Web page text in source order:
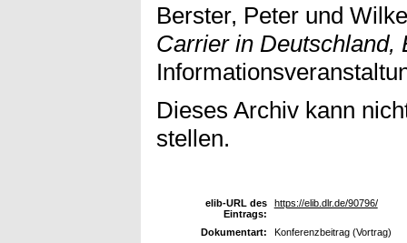
Berster, Peter und
Carrier in Deutschland,
Dieses Archiv kann
stellen.
elib-URL des
Eintrags:
https://elib.dlr.de/90796/
Dokumentart:
Konferenzbeitrag (Vortrag)